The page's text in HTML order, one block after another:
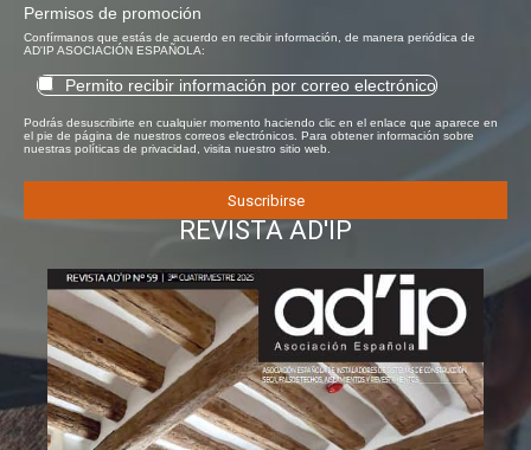
Permisos de promoción
Confírmanos que estás de acuerdo en recibir información, de manera periódica de
AD'IP ASOCIACIÓN ESPAÑOLA:
Permito recibir información por correo electrónico
Podrás desuscribirte en cualquier momento haciendo clic en el enlace que aparece en
el pie de página de nuestros correos electrónicos. Para obtener información sobre
nuestras políticas de privacidad, visita nuestro sitio web.
REVISTA AD'IP